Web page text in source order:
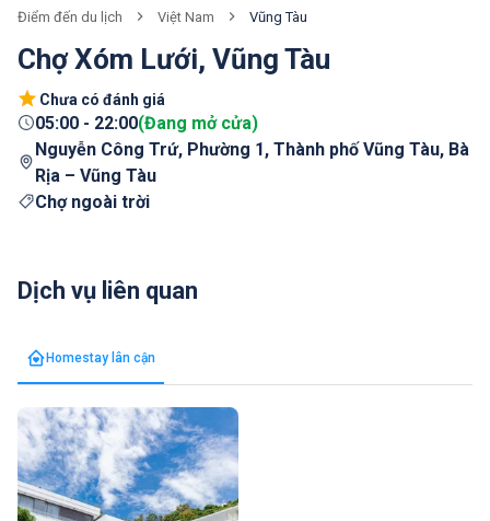
Điểm đến du lịch Việt Nam Vũng Tàu
Chợ Xóm Lưới, Vũng Tàu
Chưa có đánh giá
05:00 - 22:00(Đang mở cửa)
Nguyễn Công Trứ, Phường 1, Thành phố Vũng Tàu, Bà
Rịa – Vũng Tàu
Chợ ngoài trời
Dịch vụ liên quan
Homestay lân cận